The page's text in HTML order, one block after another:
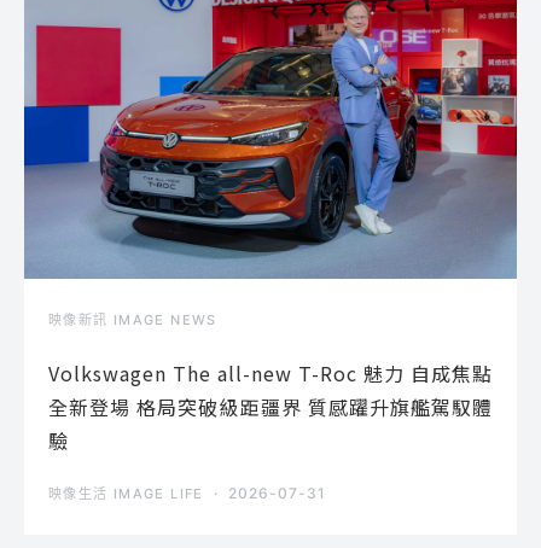
映像新訊 IMAGE NEWS
Volkswagen The all-new T-Roc 魅力 自成焦點
全新登場 格局突破級距疆界 質感躍升旗艦駕馭體
驗
映像生活 IMAGE LIFE 2026-07-31